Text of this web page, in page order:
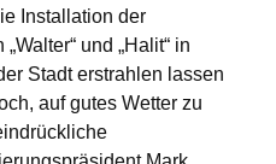
Installation der
und „Halit“ in
Stadt erstrahlen lassen
auf gutes Wetter zu